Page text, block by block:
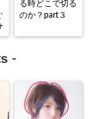
る時どこで切る
のか？part３
-